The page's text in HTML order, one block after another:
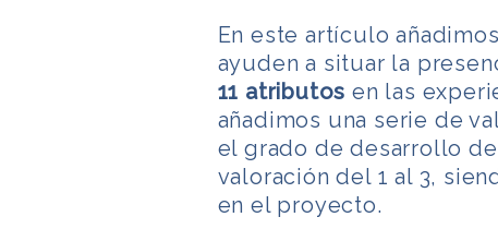
En este artículo
ayuden a situar la
11 atributos en las
añadimos una serie de
el grado de desarrollo
valoración del 1 al 3,
en el proyecto.